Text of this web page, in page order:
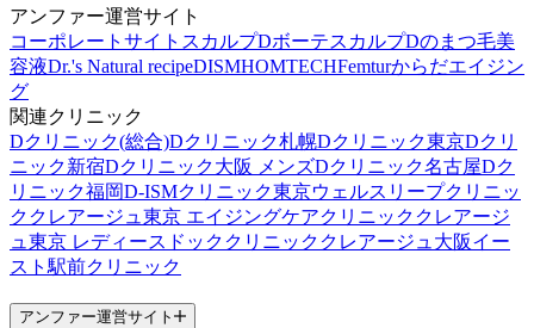
アンファー運営サイト
コーポレートサイト スカルプDボーテスカルプDのまつ毛美
容液Dr.'s Natural recipeDISMHOMTECHFemturからだエイジン
グ
関連クリニック
Dクリニック(総合)Dクリニック札幌Dクリニック東京Dクリ
ニック新宿Dクリニック大阪 メンズDクリニック名古屋Dク
リニック福岡D-ISMクリニック東京ウェルスリープクリニッ
ク クレアージュ東京 エイジングケアクリニック クレアージ
ュ東京 レディースドッククリニック クレアージュ大阪イー
スト駅前クリニック
アンファー運営サイト